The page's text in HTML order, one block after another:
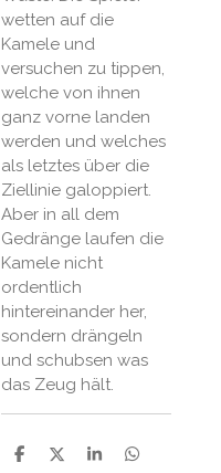
wetten auf die
Kamele und
versuchen zu tippen,
welche von ihnen
ganz vorne landen
werden und welches
als letztes über die
Ziellinie galoppiert.
Aber in all dem
Gedränge laufen die
Kamele nicht
ordentlich
hintereinander her,
sondern drängeln
und schubsen was
das Zeug hält.
P
P
P
P